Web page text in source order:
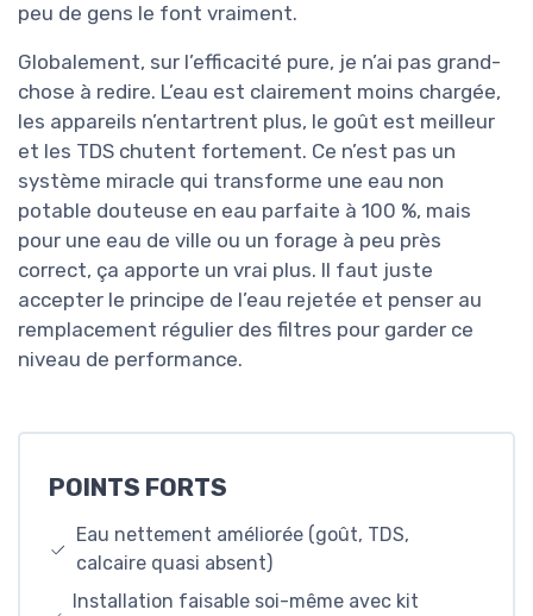
peu de gens le font vraiment.
Globalement, sur l’efficacité pure, je n’ai pas grand-
chose à redire. L’eau est clairement moins chargée,
les appareils n’entartrent plus, le goût est meilleur
et les TDS chutent fortement. Ce n’est pas un
système miracle qui transforme une eau non
potable douteuse en eau parfaite à 100 %, mais
pour une eau de ville ou un forage à peu près
correct, ça apporte un vrai plus. Il faut juste
accepter le principe de l’eau rejetée et penser au
remplacement régulier des filtres pour garder ce
niveau de performance.
POINTS FORTS
Eau nettement améliorée (goût, TDS,
calcaire quasi absent)
Installation faisable soi-même avec kit